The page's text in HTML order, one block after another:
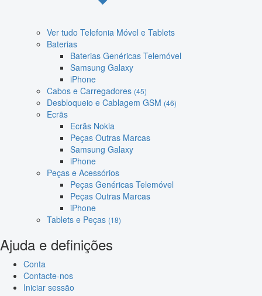
Ver tudo Telefonia Móvel e Tablets
Baterias
Baterias Genéricas Telemóvel
Samsung Galaxy
iPhone
Cabos e Carregadores (45)
Desbloqueio e Cablagem GSM (46)
Ecrãs
Ecrãs Nokia
Peças Outras Marcas
Samsung Galaxy
iPhone
Peças e Acessórios
Peças Genéricas Telemóvel
Peças Outras Marcas
iPhone
Tablets e Peças (18)
Ajuda e definições
Conta
Contacte-nos
Iniciar sessão